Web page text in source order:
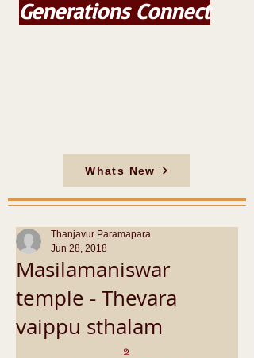
Generations Connect
Whats New
Masilamaniswar
temple - Thevara
vaippu sthalam
Thanjavur Paramapara
Jun 28, 2018
உ